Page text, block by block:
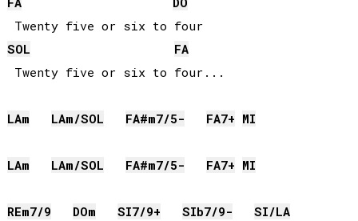
Twenty five or six to four
SOL
FA
Twenty five or six to four...
LAm LAm/SOL FA#m7/5- FA7+ MI
LAm LAm/SOL FA#m7/5- FA7+ MI
REm7/9 DOm SI7/9+ SIb7/9- SI/LA